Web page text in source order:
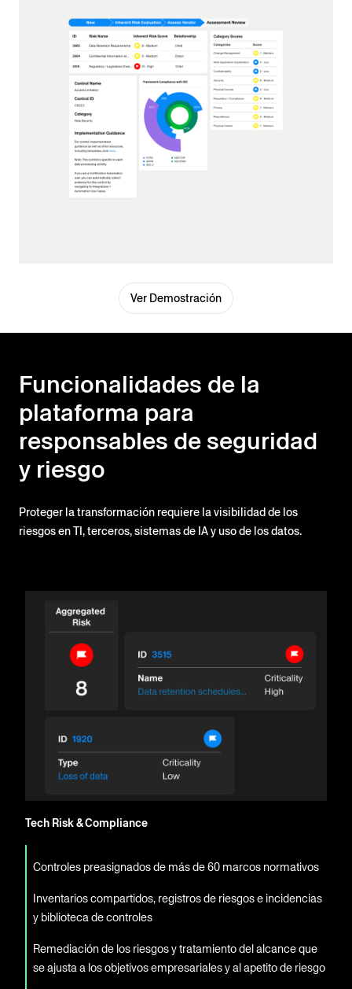
Ver Demostración
Funcionalidades de la
plataforma para
responsables de seguridad
y riesgo
Proteger la transformación requiere la visibilidad de los
riesgos en TI, terceros, sistemas de IA y uso de los datos.
Tech Risk & Compliance
Controles preasignados de más de 60 marcos normativos
Inventarios compartidos, registros de riesgos e incidencias
y biblioteca de controles
Remediación de los riesgos y tratamiento del alcance que
se ajusta a los objetivos empresariales y al apetito de riesgo